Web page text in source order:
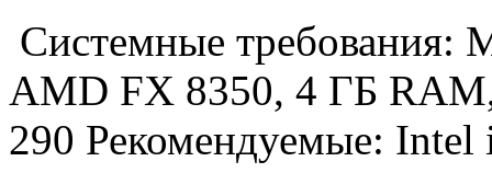
Системные
AMD FX 8350, 4 ГБ
290 Рекомендуемые: